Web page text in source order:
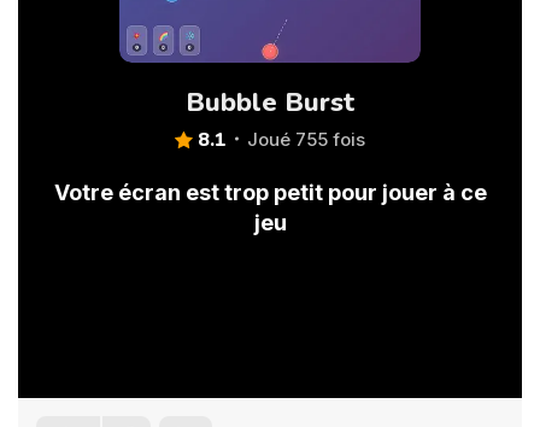
Bubble Burst
8.1 Joué 755 fois
Votre écran est trop petit pour jouer à ce
jeu